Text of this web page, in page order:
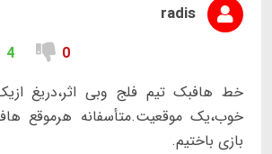
radis
0
4
خط هافبک تیم فلج وبی اثر،دریغ
خوب،یک موقعیت.متأسفانه هرموقع
بازی باختیم.